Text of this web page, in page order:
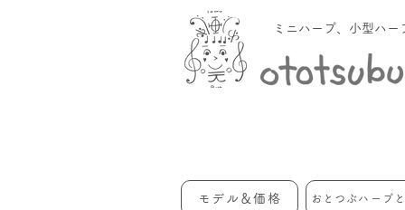
ミニハープ、小型ハー
モデル＆価格 おとつぶハープ